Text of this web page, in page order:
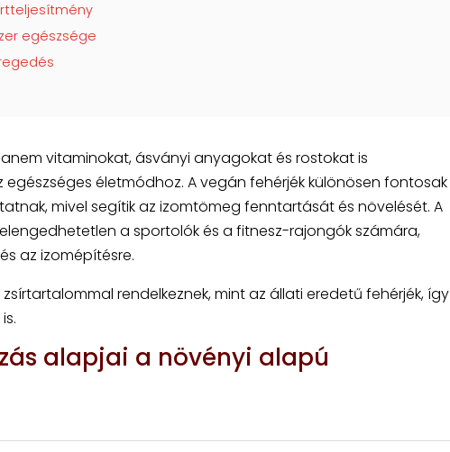
egészsége
vitaminokat, ásványi anyagokat és rostokat is
életmódhoz. A vegán fehérjék különösen fontosak
mivel segítik az izomtömeg fenntartását és növelését. A
a sportolók és a fitnesz-rajongók számára,
az izomépítésre.
rendelkeznek, mint az állati eredetű fehérjék, így
alapjai a növényi alapú